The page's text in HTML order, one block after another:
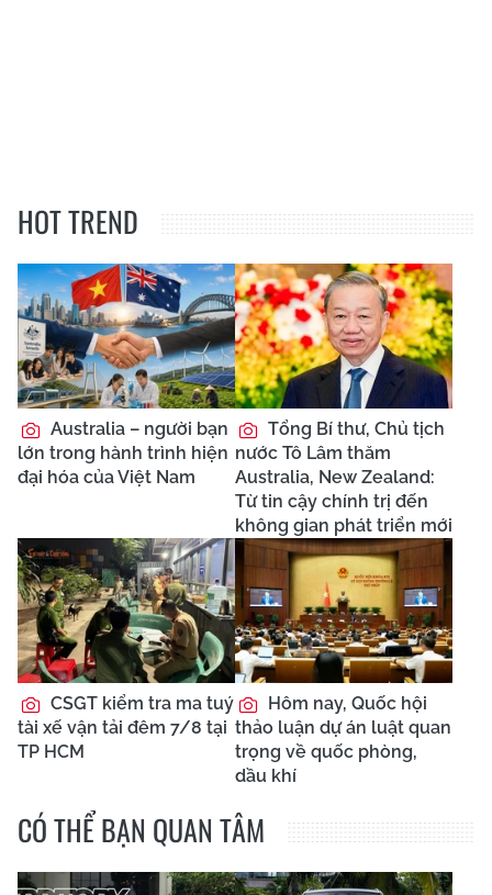
HOT TREND
Australia – người bạn
lớn trong hành trình hiện
đại hóa của Việt Nam
Tổng Bí thư, Chủ tịch
nước Tô Lâm thăm
Australia, New Zealand:
Từ tin cậy chính trị đến
không gian phát triển mới
CSGT kiểm tra ma tuý
tài xế vận tải đêm 7/8 tại
TP HCM
Hôm nay, Quốc hội
thảo luận dự án luật quan
trọng về quốc phòng,
dầu khí
CÓ THỂ BẠN QUAN TÂM